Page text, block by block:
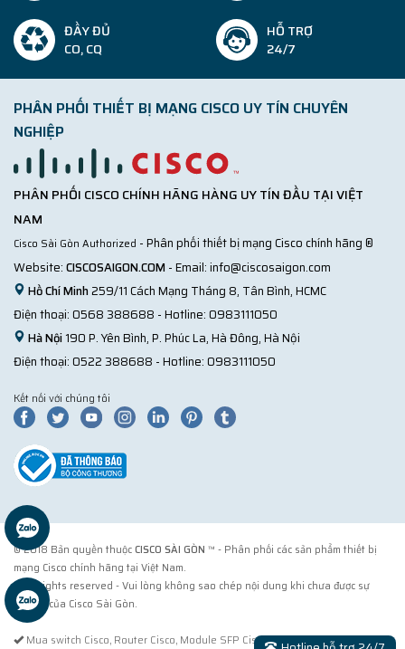
ĐẦY ĐỦ
CO, CQ
HỖ TRỢ
24/7
PHÂN PHỐI THIẾT BỊ MẠNG CISCO UY TÍN CHUYÊN
NGHIỆP
PHÂN PHỐI CISCO CHÍNH HÃNG HÀNG UY TÍN ĐẦU TẠI VIỆT
NAM
Cisco Sài Gòn Authorized - Phân phối thiết bị mạng Cisco chính hãng ®
Website:CISCOSAIGON.COM - Email:info@ciscosaigon.com
Hồ Chí Minh259/11 Cách Mạng Tháng 8, Tân Bình, HCMC
Điện thoại:0568 388688 - Hotline:0983111050
Hà Nội190 P. Yên Bình, P. Phúc La, Hà Đông, Hà Nội
Điện thoại:0522 388688 - Hotline:0983111050
Kết nối với chúng tôi
© 2018 Bản quyền thuộcCISCO SÀI GÒN ™ - Phân phối các sản phẩm thiết bị
mạng Cisco chính hãng tại Việt Nam.
® All rights reserved - Vui lòng không sao chép nội dung khi chưa được sự
đồng ý của Cisco Sài Gòn.
Mua switch Cisco, Router Cisco, Module SFP Cisco tại Cisco Sài Gòn. Cách